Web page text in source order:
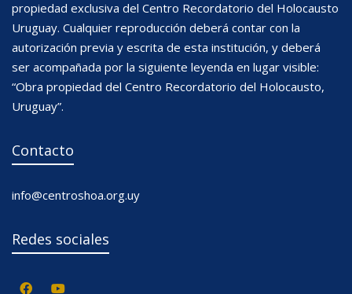
propiedad exclusiva del Centro Recordatorio del Holocausto
Uruguay. Cualquier reproducción deberá contar con la
autorización previa y escrita de esta institución, y deberá
ser acompañada por la siguiente leyenda en lugar visible:
“Obra propiedad del Centro Recordatorio del Holocausto,
Uruguay”.
Contacto
info@centroshoa.org.uy
Redes sociales